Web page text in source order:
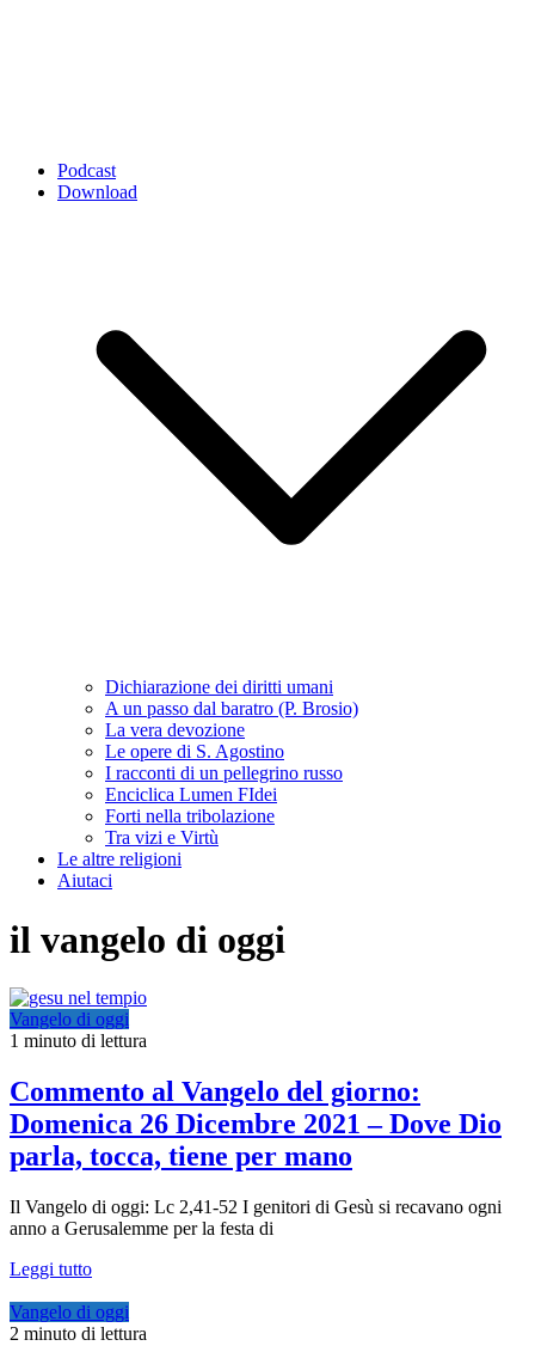
Podcast
Download
Dichiarazione dei diritti umani
A un passo dal baratro (P. Brosio)
La vera devozione
Le opere di S. Agostino
I racconti di un pellegrino russo
Enciclica Lumen FIdei
Forti nella tribolazione
Tra vizi e Virtù
Le altre religioni
Aiutaci
il vangelo di oggi
Vangelo di oggi
1 minuto di lettura
Commento al Vangelo del giorno:
Domenica 26 Dicembre 2021 – Dove Dio
parla, tocca, tiene per mano
Il Vangelo di oggi: Lc 2,41-52 I genitori di Gesù si recavano ogni
anno a Gerusalemme per la festa di
Leggi tutto
Vangelo di oggi
2 minuto di lettura